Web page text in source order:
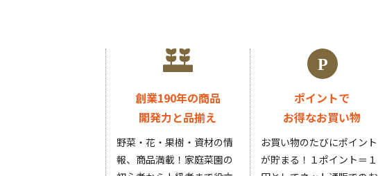
創業190年の商品
開発力と品揃え
野菜・花・果樹・資材の情
報、商品満載！家庭菜園の
ポイントで
お得なお買い物
お買い物のたびにポイント
が貯まる！１ポイント＝１